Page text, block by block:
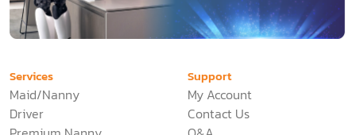
Services
Maid/Nanny
Driver
Support
My Account
Contact Us